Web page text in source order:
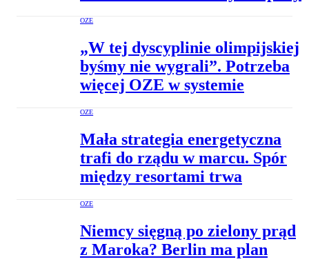
OZE
„W tej dyscyplinie olimpijskiej
byśmy nie wygrali”. Potrzeba
więcej OZE w systemie
OZE
Mała strategia energetyczna
trafi do rządu w marcu. Spór
między resortami trwa
OZE
Niemcy sięgną po zielony prąd
z Maroka? Berlin ma plan